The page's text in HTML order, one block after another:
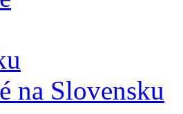
na Slovensku